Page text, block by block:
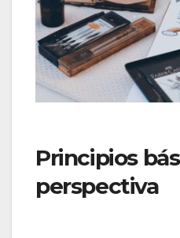
Principios
perspectiva